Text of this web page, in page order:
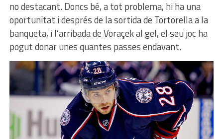
no destacant. Doncs bé, a tot problema, hi ha una
oportunitat i després de la sortida de Tortorella a la
banqueta, i l’arribada de Voraçek al gel, el seu joc ha
pogut donar unes quantes passes endavant.